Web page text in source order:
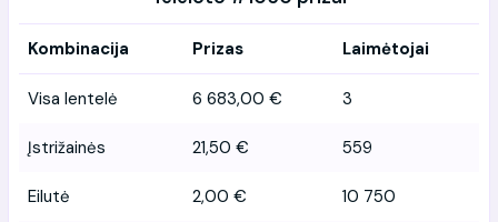
Kombinacija Prizas Laimėtojai
Visa lentelė 6 683,00 € 3
Įstrižainės 21,50 € 559
Eilutė 2,00 € 10 750